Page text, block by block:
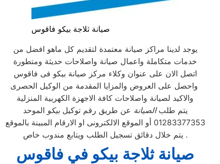
صيانة ثلاجة بيكو فاقوس
يوجد لدينا مراكز صيانة معتمدة لتقديم كل ماهو افضل من
خدمات متكاملة واعمال صيانة واصلاحات حديثة ومتطورة
اتصل الان على عنوان وكلاء مركز صيانة بيكو فى فاقوس
واحصل على العروض والمزايا المقدمة من الوكيل الحصرى
والاكيد لصيانة واصلاحات كافة الاجهزة الكهربية المنزلية
يتم طلبالصيانة عن طريق رقم توكيلبيكو الموحد
01283377353 أو الموقع الالكترونى او الارقام المبينة بالموقع
. يتم خلال دقائق تسجيل الطلب ويتابع مندوب خاص
صيانة ثلاجة بيكو في فاقوس